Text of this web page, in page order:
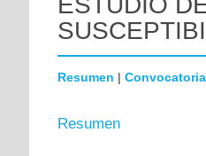
Resumen | Convocatoria
Resumen